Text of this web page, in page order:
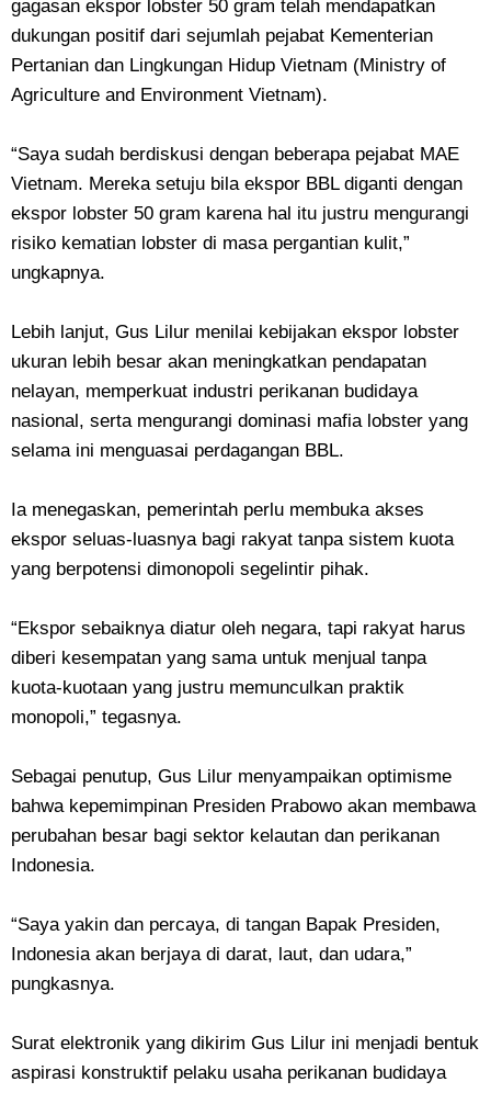
gagasan ekspor lobster 50 gram telah mendapatkan
dukungan positif dari sejumlah pejabat Kementerian
Pertanian dan Lingkungan Hidup Vietnam (Ministry of
Agriculture and Environment Vietnam).
“Saya sudah berdiskusi dengan beberapa pejabat MAE
Vietnam. Mereka setuju bila ekspor BBL diganti dengan
ekspor lobster 50 gram karena hal itu justru mengurangi
risiko kematian lobster di masa pergantian kulit,”
ungkapnya.
Lebih lanjut, Gus Lilur menilai kebijakan ekspor lobster
ukuran lebih besar akan meningkatkan pendapatan
nelayan, memperkuat industri perikanan budidaya
nasional, serta mengurangi dominasi mafia lobster yang
selama ini menguasai perdagangan BBL.
Ia menegaskan, pemerintah perlu membuka akses
ekspor seluas-luasnya bagi rakyat tanpa sistem kuota
yang berpotensi dimonopoli segelintir pihak.
“Ekspor sebaiknya diatur oleh negara, tapi rakyat harus
diberi kesempatan yang sama untuk menjual tanpa
kuota-kuotaan yang justru memunculkan praktik
monopoli,” tegasnya.
Sebagai penutup, Gus Lilur menyampaikan optimisme
bahwa kepemimpinan Presiden Prabowo akan membawa
perubahan besar bagi sektor kelautan dan perikanan
Indonesia.
“Saya yakin dan percaya, di tangan Bapak Presiden,
Indonesia akan berjaya di darat, laut, dan udara,”
pungkasnya.
Surat elektronik yang dikirim Gus Lilur ini menjadi bentuk
aspirasi konstruktif pelaku usaha perikanan budidaya